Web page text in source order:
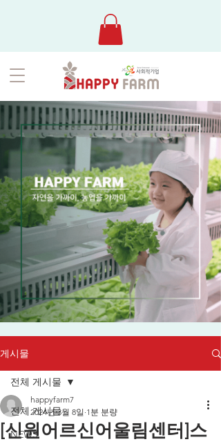
게시물
전체 게시물
NEWS
전체 게시물
[신원어르신어울림센터]스
happyfarm7
2024년 3월 8일 1분 분량